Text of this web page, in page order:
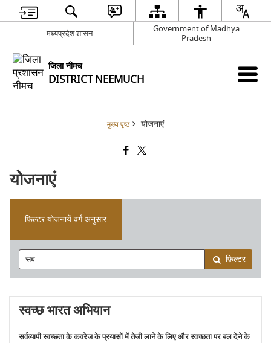
मध्यप्रदेश शासन
Government of Madhya
Pradesh
जिला नीमच
DISTRICT NEEMUCH
मुख्य पृष्ठ योजनाएं
योजनाएं
फ़िल्टर योजनायें वर्ग अनुसार
फ़िल्टर
स्वच्छ भारत अभियान
सर्वव्‍यापी स्‍वच्‍छता के कवरेज के प्रयासों में तेजी लाने के लिए और स्‍वच्‍छता पर बल देने के